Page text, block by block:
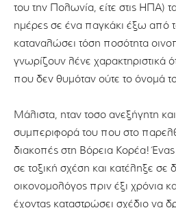
του την Πολωνία, είτε στις ΗΠΑ)
ημέρες σε ένα παγκάκι έξω από
καταναλώσει τόση ποσότητα
γνωρίζουν λένε χαρακτηριστικά
που δεν θυμόταν ούτε το όνομά
Μάλιστα, ηταν τοσο ανεξήγητη
συμπεριφορά του που στο
διακοπές στη Βόρεια Κορέα!
σε τοξική σχέση και κατέληξε σε
οικονομολόγος πριν έξι χρόνια
έχοντας καταστρώσει σχέδιο να